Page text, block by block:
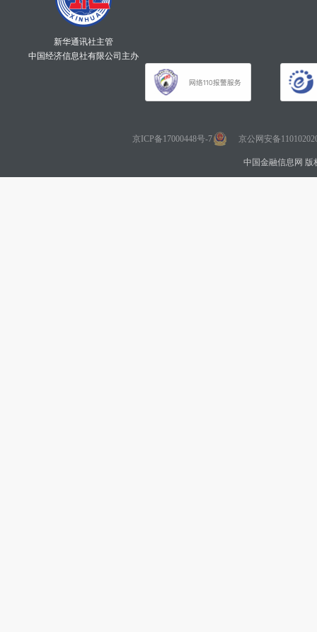
新华通讯社主管
中国经济信息社有限公司主办
京ICP备17000448号-7 京公网安备
中国金融信息网 版